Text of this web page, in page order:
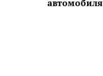
автомобиля